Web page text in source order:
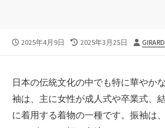
公
2025年4月9日
最
日
2025年3月25日
投
日本の伝統文化の中でも特に華やか
袖は、主に女性が成人式や卒業式、
に着用する着物の一種です。 振袖は